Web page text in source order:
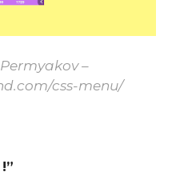
Permyakov –
css-menu/